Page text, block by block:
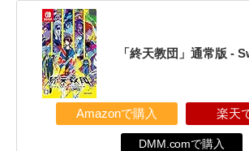
「終天教団」通常版 -
Amazonで購入 楽天
DMM.comで購入